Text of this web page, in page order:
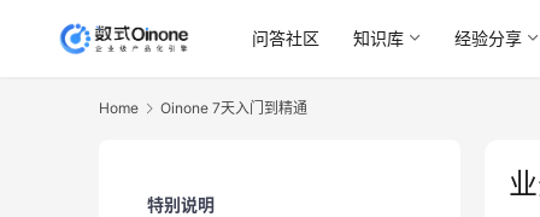
问答社区 知识库 经验分享
Home Oinone 7天入门到精通
特别说明